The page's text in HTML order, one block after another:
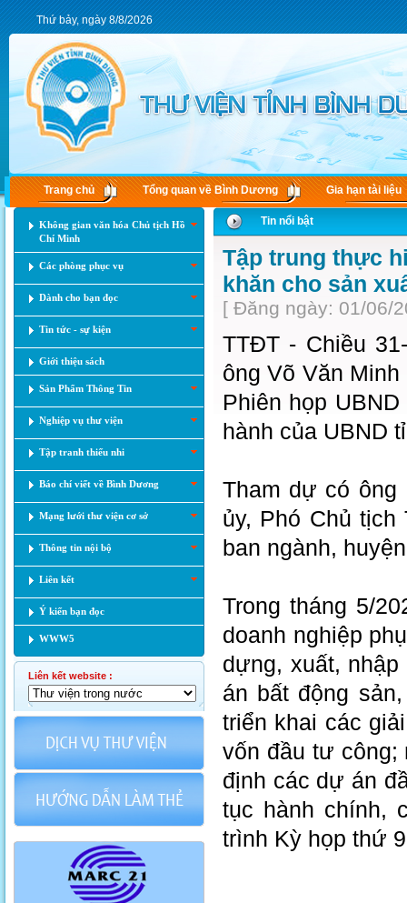
Thứ bảy, ngày 8/8/2026
Trang chủ Tổng quan về Bình Dương Gia hạn tài liệu
Không gian văn hóa Chủ tịch Hồ
Chí Minh
Các phòng phục vụ
Dành cho bạn đọc
Tin tức - sự kiện
Giới thiệu sách
Sản Phẩm Thông Tin
Nghiệp vụ thư viện
Tập tranh thiếu nhi
Báo chí viết về Bình Dương
Mạng lưới thư viện cơ sở
Thông tin nội bộ
Liên kết
Ý kiến bạn đọc
WWW5
Liên kết website :
Tin nổi bật
Tập trung thực
khăn cho sản
[ Đăng ngày: 01/06/
TTĐT - ​Chiều
ông Võ Văn
Phiên họp
hành của UBND
​Tham dự có ông
ủy, Phó Chủ
ban ngành,
Trong tháng 5/
doanh nghiệp
dựng, xuất,
án bất động
triển khai các
vốn đầu tư công;
định các dự án
tục hành chính,
trình Kỳ họp thứ